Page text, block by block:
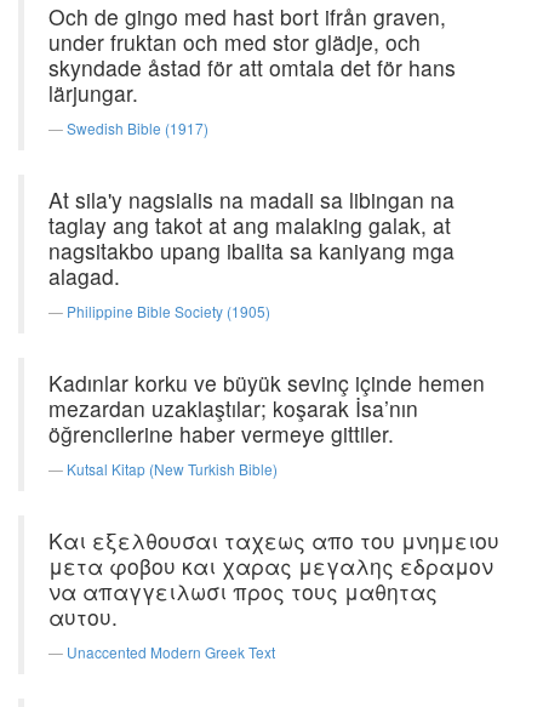
Och de gingo med hast bort ifrån graven,
under fruktan och med stor glädje, och
skyndade åstad för att omtala det för hans
lärjungar.
Swedish Bible (1917)
At sila'y nagsialis na madali sa libingan na
taglay ang takot at ang malaking galak, at
nagsitakbo upang ibalita sa kaniyang mga
alagad.
Philippine Bible Society (1905)
Kadınlar korku ve büyük sevinç içinde hemen
mezardan uzaklaştılar; koşarak İsa’nın
öğrencilerine haber vermeye gittiler.
Kutsal Kitap (New Turkish Bible)
Και εξελθουσαι ταχεως απο του μνημειου
μετα φοβου και χαρας μεγαλης εδραμον
να απαγγειλωσι προς τους μαθητας
αυτου.
Unaccented Modern Greek Text